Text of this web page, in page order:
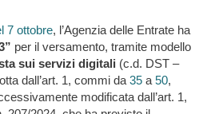
7 ottobre, l’Agenzia delle Entrate ha
per il versamento, tramite modello
sui servizi digitali (c.d. DST –
dall’art. 1, commi da 35 a 50,
modificata dall’art. 1,